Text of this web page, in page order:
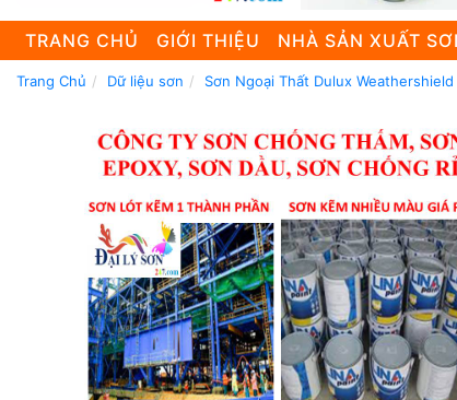
TRANG CHỦ GIỚI THIỆU NHÀ SẢN XUẤT
Trang Chủ Dữ liệu sơn Sơn Ngoại Thất Dulux